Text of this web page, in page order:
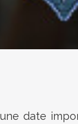
date